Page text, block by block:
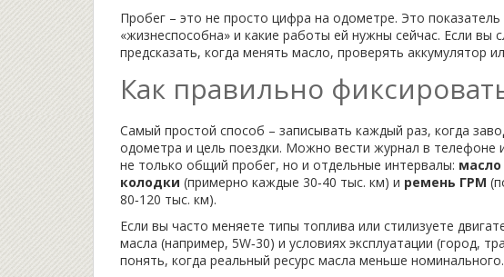
Пробег – это не просто цифра на одометре. Это
«жизнеспособна» и какие работы ей нужны сейчас. Если вы
предсказать, когда менять масло, проверять аккумулятор
Как правильно
Самый простой способ – записывать каждый раз, когда
одометра и цель поездки. Можно вести журнал в телефоне
не только общий пробег, но и отдельные интервалы: масло
колодки (примерно каждые 30‑40 тыс. км) и ремень ГРМ
80‑120 тыс. км).
Если вы часто меняете типы топлива или стилизуете
масла (например, 5W‑30) и условиях эксплуатации (город,
понять, когда реальный ресурс масла меньше номинального.